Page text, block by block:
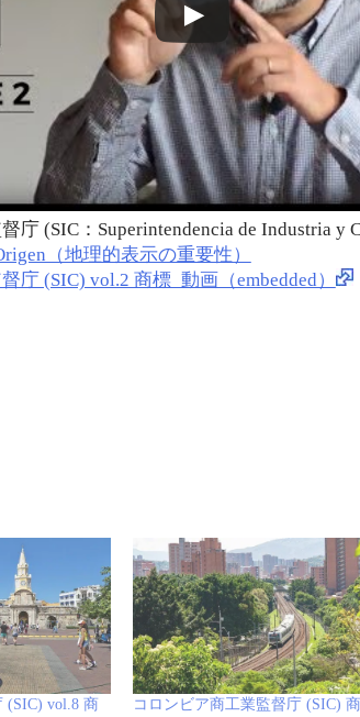
庁 (SIC：Superintendencia de Industria y
（地理的表示の重要性）
庁 (SIC) vol.2 商標_動画（embedded）
(SIC) vol.8 商
コロンビア商工業監督庁 (SIC)